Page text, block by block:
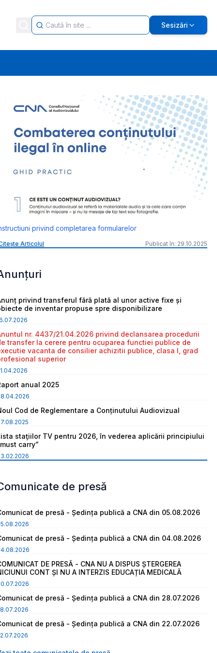
Sesizări
privind completarea formularelor
Articolul Publicat în: 29.10.2025
privind transferul fără plată al unor active fixe și
de inventar propuse spre disponibilizare
nr. 4437/21.04.2026 privind declansarea procedurii
transfer la cerere pentru ocuparea functiei publice de
vacanta de consilier achizitii publice, clasa I, grad
superior
anual 2025
Cod de Reglementare a Conținutului Audiovizual
staţiilor TV pentru 2026, în vederea aplicării principiului
carry”
de presă
de presă - Ședința publică a CNA din 05.08.2026
de presă - Ședința publică a CNA din 04.08.2026
DE PRESĂ - CNA NU A DISPUS ȘTERGEREA
CONT ȘI NU A INTERZIS EDUCAȚIA MEDICALĂ
de presă - Ședința publică a CNA din 28.07.2026
de presă - Ședința publică a CNA din 22.07.2026